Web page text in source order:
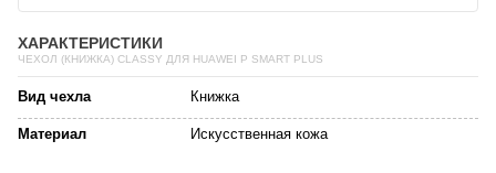
ХАРАКТЕРИСТИКИ
ЧЕХОЛ (КНИЖКА) CLASSY ДЛЯ HUAWEI P SMART PLUS
Вид чехла Книжка
Материал Искусственная кожа